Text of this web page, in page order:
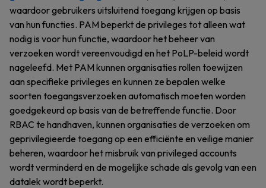
waardoor gebruikers uitsluitend toegang krijgen op basis
van hun functies. PAM beperkt de privileges tot alleen wat
nodig is voor hun functie, waardoor het beheer van
verzoeken wordt vereenvoudigd en het PoLP-beleid wordt
nageleefd. Met PAM kunnen organisaties rollen toewijzen
aan specifieke privileges en kunnen ze bepalen welke
soorten toegangsverzoeken automatisch moeten worden
goedgekeurd op basis van de betreffende functie. Door
RBAC te handhaven, kunnen organisaties de verzoeken om
geprivilegieerde toegang op een efficiënte en veilige manier
beheren, waardoor het misbruik van privileged accounts
wordt verminderd en de mogelijke schade als gevolg van een
datalek wordt beperkt.